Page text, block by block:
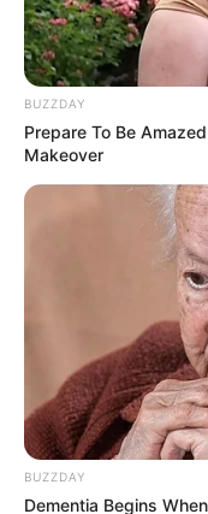
by:Admin
PAN DE
BUZZDAY
Prepare To Be
Makeover
BUZZDAY
Dementia Begins